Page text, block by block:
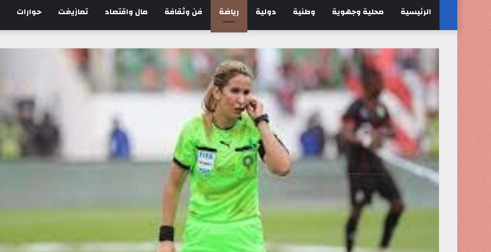
الرئيسية محلية وجهوية وطنية دولية رياضة فن وثقافة مال واقتصاد تمازيغت حوارات